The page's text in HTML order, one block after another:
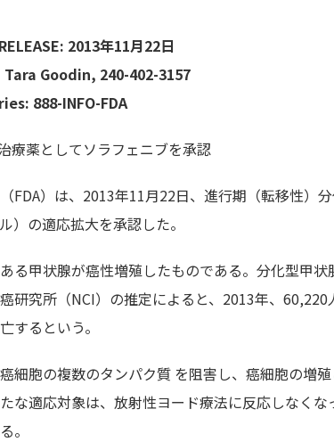
2013年11月22日
Tara Goodin, 240-402-3157
888-INFO-FDA
療薬としてソラフェニブを承認
FDA）は、2013年11月22日、進行期（転移性）
）の適応拡大を承認した。
る甲状腺が癌性増殖したものである。分化型甲
研究所（NCI）の推定によると、2013年、
するという。
細胞の複数のタンパク質 を阻害し、癌細胞の増
な適応対象は、放射性ヨード療法に反応しなく
。